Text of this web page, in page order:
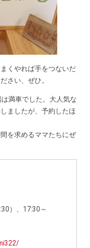
くやれば手をつないだ
さい、ぜひ。
満車でした。大人気な
ましたが、予約したほ
を求めるママたちにぜ
）、17:30～
/